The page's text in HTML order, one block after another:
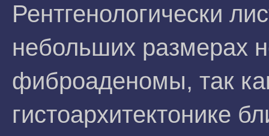
Рентгенологически
небольших размерах
фиброаденомы, так
гистоархитектонике